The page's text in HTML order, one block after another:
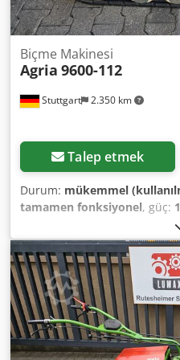
Stuttgart 2.350 km
Biçme Makinesi
Agria 9600-112
Talep etmek
Durum: mükemmel
tamamen fonksiyonel, güç:
AĞRIA 9600 - 112 Dwodpfx
model!!! 112 cm orak
kumandalı paletli biçme
paletli biçme makinesi 2020
ünitesi olarak kullanılmış,
163 çalışma saati vardır ve
belirtileriyle genel olarak iyi